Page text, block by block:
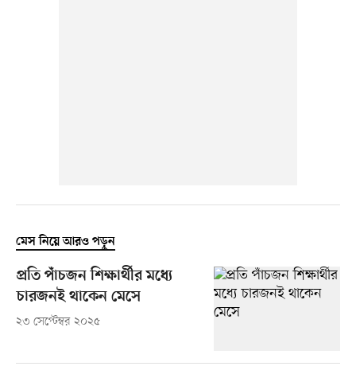
মেস নিয়ে আরও পড়ুন
প্রতি পাঁচজন শিক্ষার্থীর মধ্যে
চারজনই থাকেন মেসে
২৩ সেপ্টেম্বর ২০২৫